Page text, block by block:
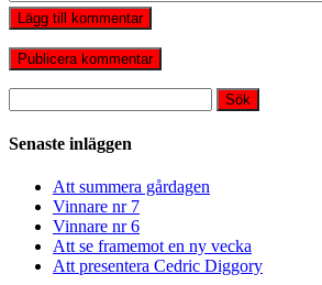
Lägg till kommentar
efter:
Senaste inläggen
Att summera gårdagen
Vinnare nr 7
Vinnare nr 6
Att se framemot en ny vecka
Att presentera Cedric Diggory